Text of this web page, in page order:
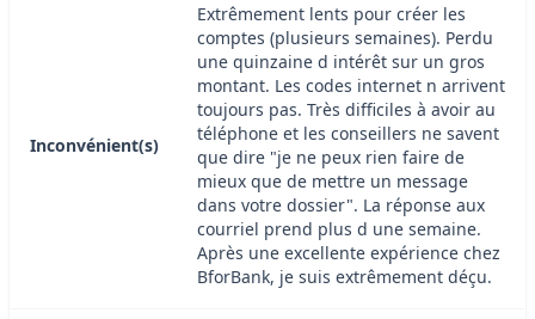
Inconvénient(s)
Extrêmement lents pour créer les
comptes (plusieurs semaines). Perdu
une quinzaine d intérêt sur un gros
montant. Les codes internet n arrivent
toujours pas. Très difficiles à avoir au
téléphone et les conseillers ne savent
que dire "je ne peux rien faire de
mieux que de mettre un message
dans votre dossier". La réponse aux
courriel prend plus d une semaine.
Après une excellente expérience chez
BforBank, je suis extrêmement déçu.